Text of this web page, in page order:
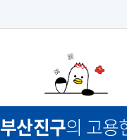
부산진구의 고용